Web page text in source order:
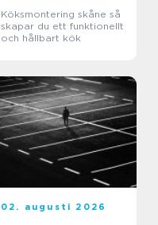
Köksmontering skåne så
skapar du ett funktionellt
och hållbart kök
02. augusti 2026